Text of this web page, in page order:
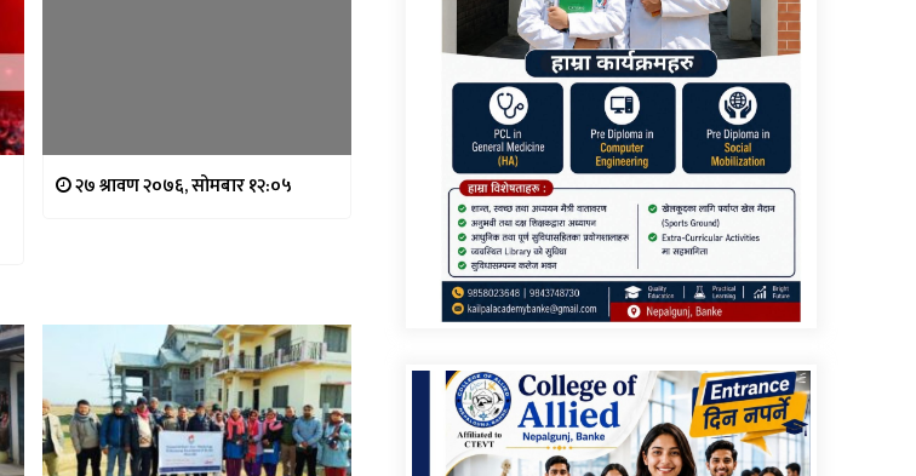
२७ श्रावण २०७६, सोमबार १२:०५